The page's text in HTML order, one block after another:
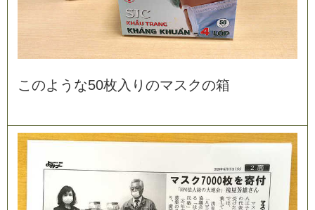
こ のよ う な50枚 入 り のマ ス クの箱